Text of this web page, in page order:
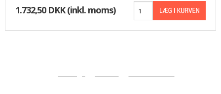
1.732,50 DKK(inkl. moms)